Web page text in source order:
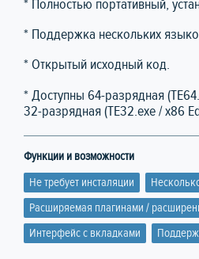
* Полностью портативный,
* Поддержка нескольких
* Открытый исходный код.
* Доступны 64-разрядная
32-разрядная (TE32.exe / x86
Функции и возможности
Не требует инсталяции
Расширяемая плагинами /
Интерфейс с вкладками